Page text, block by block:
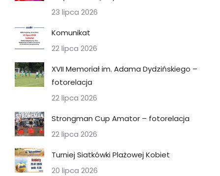
23 lipca 2026
Komunikat
22 lipca 2026
XVII Memoriał im. Adama Dydzińskiego –
fotorelacja
22 lipca 2026
Strongman Cup Amator – fotorelacja
22 lipca 2026
Turniej Siatkówki Plażowej Kobiet
20 lipca 2026